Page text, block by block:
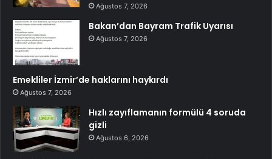
Ağustos 7, 2026
Bakan’dan Bayram Trafik Uyarısı
Ağustos 7, 2026
Emekliler İzmir’de haklarını haykırdı
Ağustos 7, 2026
Hızlı zayıflamanın formülü 4 soruda
gizli
Ağustos 6, 2026